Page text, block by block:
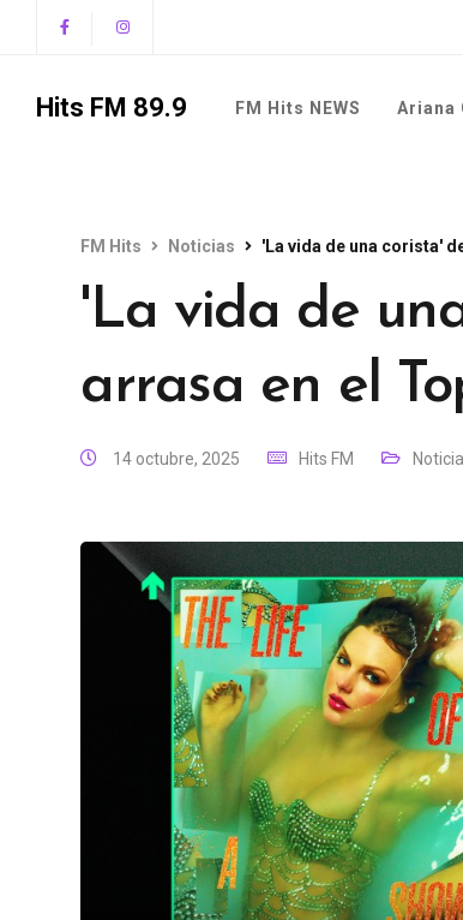
Hits FM 89.9 FM Hits NEWS Ariana
FM Hits Noticias 'La vida de una corista'
'La vida de
arrasa en el
14 octubre, 2025 Hits FM